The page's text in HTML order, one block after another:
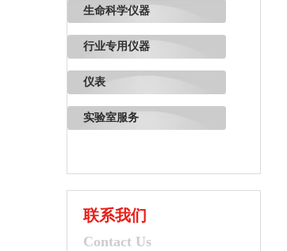
生命科学仪器
行业专用仪器
仪表
实验室服务
联系我们
Contact Us